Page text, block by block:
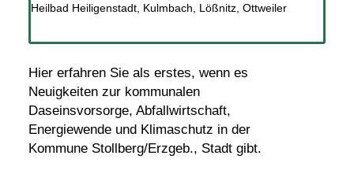
Hier erfahren Sie als erstes, wenn es
Neuigkeiten zur kommunalen
Daseinsvorsorge, Abfallwirtschaft,
Energiewende und Klimaschutz in der
Kommune Stollberg/Erzgeb., Stadt gibt.
Heilbad Heiligenstadt, Kulmbach Lößnitz, Ottweiler